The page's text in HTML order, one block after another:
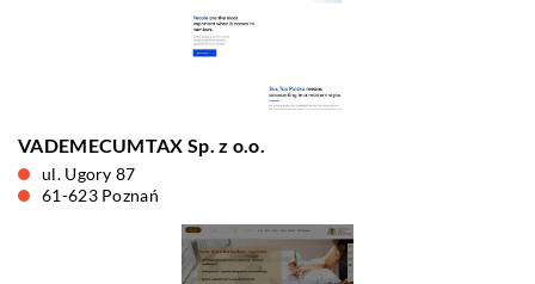
VADEMECUMTAX Sp. z o.o.
ul. Ugory 87
61-623 Poznań